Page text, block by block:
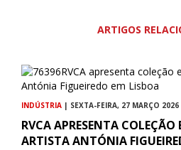
ARTIGOS
INDÚSTRIA | SEXTA-FEIRA, 27 MARÇO 2026
RVCA APRESENTA
ARTISTA ANTÓNIA